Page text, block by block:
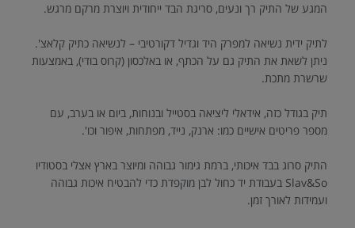
המגע של התיק רך ונעים, סריגת הבד ייחודית ויוצרת מרקם מרגש.
לתיק ידית נשיאה למפרק היד וגדיל דקורטיבי – לנשיאה כתיק קלאצ'.
ניתן לשאת את התיק גם על הכתף, או באלכסון (קרוס בודי), באמצעות
שרשרת מתכת.
תיק בגודל כזה, אידאלי ליציאה בסטייל ובנוחות, ביום או בערב, עם
מספר פריטים אישיים כמו: ארנק, נייד, מפתחות, איפור וכו'.
התיק סרוג בבד איכותי, ברמת גימור גבוהה ומיוצר בארץ אצלי בסטודיו
Slav&So בעבודת יד כחול לבן מוקפדת כדי להבטיח איכות גבוהה
ועמידות לאורך זמן.